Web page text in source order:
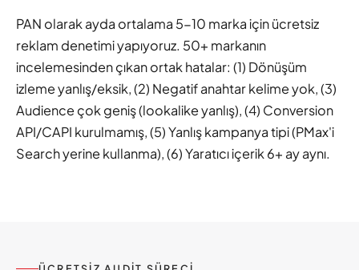
PAN olarak ayda ortalama 5-10 marka için ücretsiz
reklam denetimi yapıyoruz. 50+ markanın
incelemesinden çıkan ortak hatalar: (1) Dönüşüm
izleme yanlış/eksik, (2) Negatif anahtar kelime yok, (3)
Audience çok geniş (lookalike yanlış), (4) Conversion
API/CAPI kurulmamış, (5) Yanlış kampanya tipi (PMax'i
Search yerine kullanma), (6) Yaratıcı içerik 6+ ay aynı.